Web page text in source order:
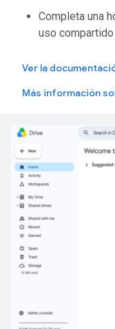
Completa una
uso
Ver la
Más información